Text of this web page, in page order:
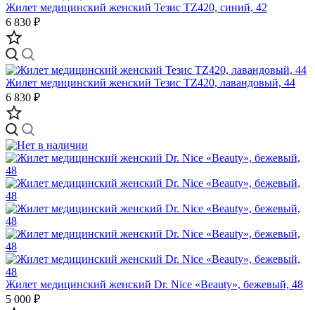
Жилет медицинский женский Тезис TZ420, синий, 42
6 830 ₽
Жилет медицинский женский Тезис TZ420, лавандовый, 44
6 830 ₽
Жилет медицинский женский Dr. Nice «Beauty», бежевый, 48
5 000 ₽